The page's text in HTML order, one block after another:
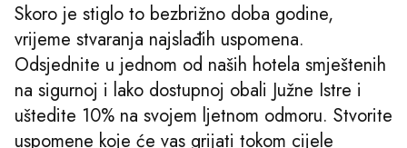
Skoro je stiglo to bezbrižno doba godine,
vrijeme stvaranja najslađih uspomena.
Odsjednite u jednom od naših hotela smještenih
na sigurnoj i lako dostupnoj obali Južne Istre i
uštedite 10% na svojem ljetnom odmoru. Stvorite
uspomene koje će vas grijati tokom cijele